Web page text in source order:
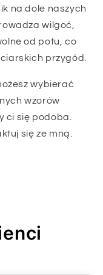
na dole naszych
wilgoć,
od potu, co
przygód.
wybierać
wzorów
ci się podoba.
się ze mną.